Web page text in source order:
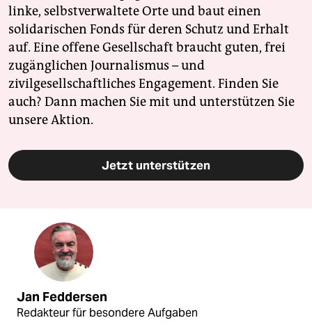
linke, selbstverwaltete Orte und baut einen
solidarischen Fonds für deren Schutz und Erhalt
auf. Eine offene Gesellschaft braucht guten, frei
zugänglichen Journalismus – und
zivilgesellschaftliches Engagement. Finden Sie
auch? Dann machen Sie mit und unterstützen Sie
unsere Aktion.
Jetzt unterstützen
Jan Feddersen
Redakteur für besondere Aufgaben